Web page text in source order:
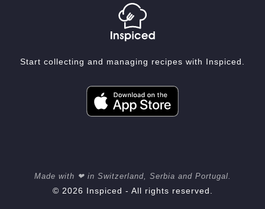
Start collecting and managing recipes with Inspiced.
Made with ❤ in Switzerland, Serbia and Portugal.
© 2026 Inspiced - All rights reserved.